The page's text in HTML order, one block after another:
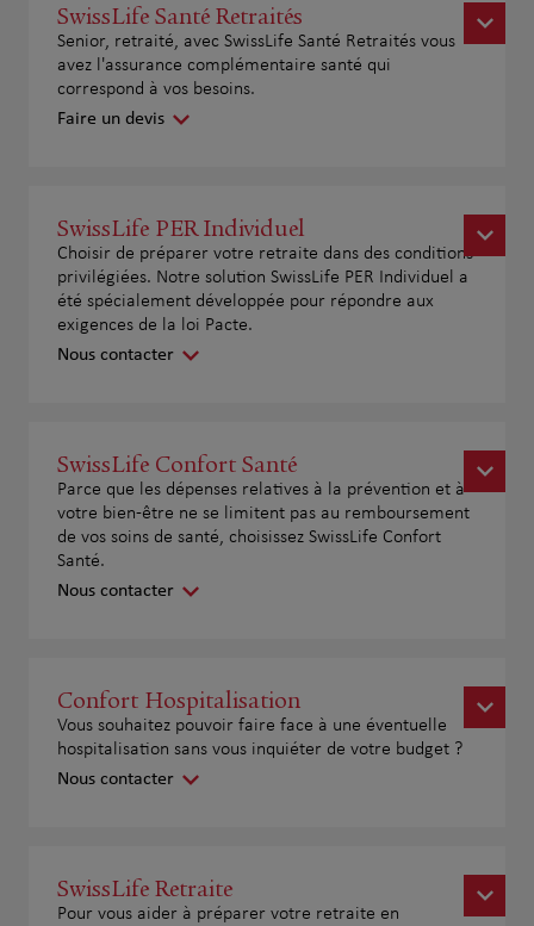
SwissLife Santé Retraités
Senior, retraité, avec SwissLife Santé Retraités vous
avez l'assurance complémentaire santé qui
correspond à vos besoins.
Faire un devis
SwissLife PER Individuel
Choisir de préparer votre retraite dans des conditions
privilégiées. Notre solution SwissLife PER Individuel a
été spécialement développée pour répondre aux
exigences de la loi Pacte.
Nous contacter
SwissLife Confort Santé
Parce que les dépenses relatives à la prévention et à
votre bien-être ne se limitent pas au remboursement
de vos soins de santé, choisissez SwissLife Confort
Santé.
Nous contacter
Confort Hospitalisation
Vous souhaitez pouvoir faire face à une éventuelle
hospitalisation sans vous inquiéter de votre budget ?
Nous contacter
SwissLife Retraite
Pour vous aider à préparer votre retraite en